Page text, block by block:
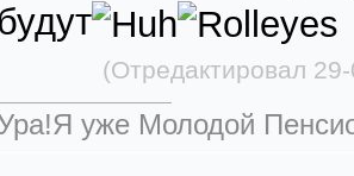
(Отредактировал
уже Молодой